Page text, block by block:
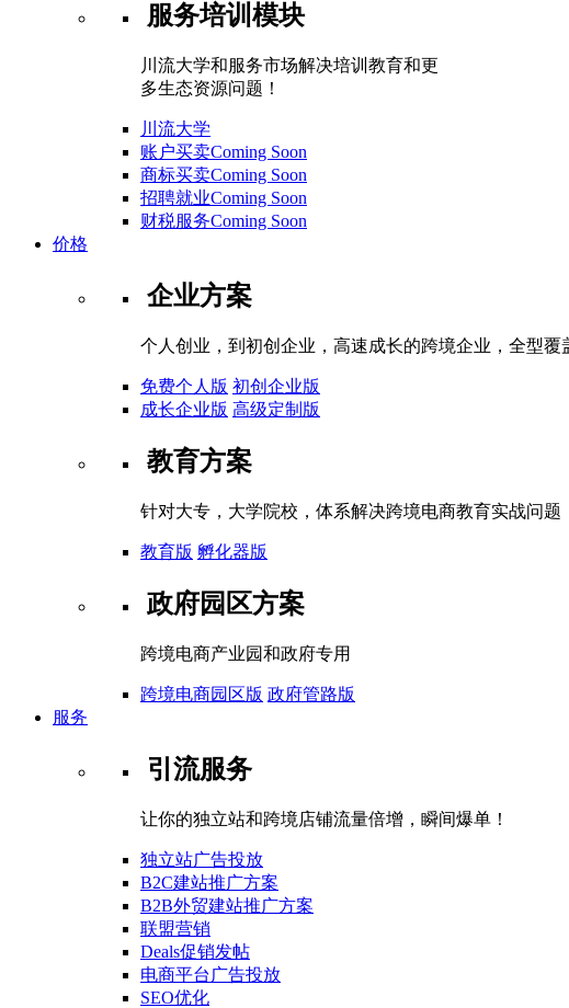
服务培训模块
川流大学和服务市场解决培训教育和更
多生态资源问题！
川流大学
账户买卖Coming Soon
商标买卖Coming Soon
招聘就业Coming Soon
财税服务Coming Soon
价格
企业方案
个人创业，到初创企业，高速成长的跨境企业，全型覆
免费个人版 初创企业版
成长企业版 高级定制版
教育方案
针对大专，大学院校，体系解决跨境电商教育实战问题
教育版 孵化器版
政府园区方案
跨境电商产业园和政府专用
跨境电商园区版 政府管路版
服务
引流服务
让你的独立站和跨境店铺流量倍增，瞬间爆单！
独立站广告投放
B2C建站推广方案
B2B外贸建站推广方案
联盟营销
Deals促销发帖
电商平台广告投放
SEO优化